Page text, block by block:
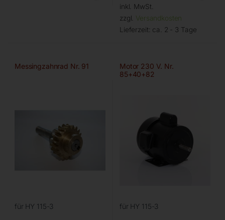
inkl. MwSt.
zzgl. Versandkosten
Lieferzeit: ca. 2 - 3 Tage
Messingzahnrad Nr. 91
für HY 115-3
Motor 230 V. Nr.
85+40+82
für HY 115-3